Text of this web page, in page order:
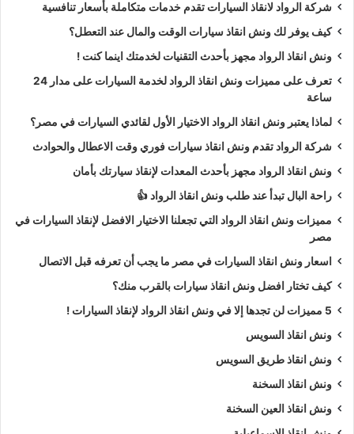
شركة الرواد لانقاذ السيارات تقدم خدمات متكاملة بأسعار تنافسية
كيف يوفر لك ونش انقاذ سيارات الوقت والمال عند التعطل؟
ونش انقاذ الرواد مجهز بأحدث التقنيات لخدمتك اينما كنت !
تعرف على مميزات ونش انقاذ الرواد لخدمة السيارات على مدار 24
ساعة
لماذا يعتبر ونش انقاذ الرواد الاختيار الأول لقائدي السيارات في مصر؟
شركة الرواد تقدم ونش انقاذ سيارات فوري وقت الاعطال والحوادث
ونش انقاذ الرواد مجهز بأحدث المعدات لإنقاذ سيارتك بأمان
راحة البال تبدأ عند طلب ونش انقاذ الرواد 👍
مميزات ونش انقاذ الرواد التي تجعلنا الاختيار الافضل لإنقاذ السيارات في
مصر
اسعار ونش انقاذ السيارات في مصر ما يجب أن تعرفه قبل الاتصال
كيف تختار افضل ونش انقاذ سيارات بالقرب منك؟
5 مميزات لن تجدها إلا في ونش انقاذ الرواد لإنقاذ السيارات !
ونش انقاذ السويس
ونش انقاذ طريق السويس
ونش انقاذ السخنة
ونش انقاذ العين السخنة